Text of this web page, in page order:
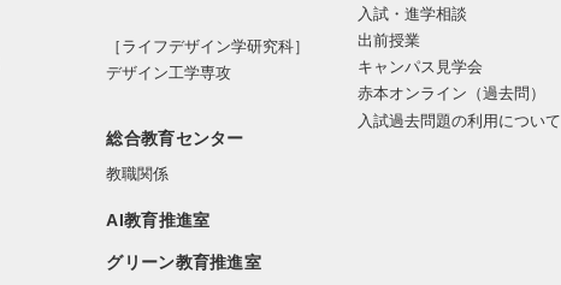
［ライフデザイン学研究科］
デザイン工学専攻
総合教育センター
教職関係
AI教育推進室
グリーン教育推進室
入試・進学相談
出前授業
キャンパス見学会
赤本オンライン（過去問）
入試過去問題の利用について